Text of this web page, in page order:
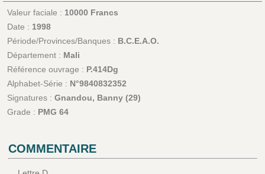
Valeur faciale : 10000 Francs
Date : 1998
Période/Provinces/Banques : B.C.E.A.O.
Département : Mali
Référence ouvrage : P.414Dg
Alphabet-Série : N°9840832352
Signatures : Gnandou, Banny (29)
Grade : PMG 64
COMMENTAIRE